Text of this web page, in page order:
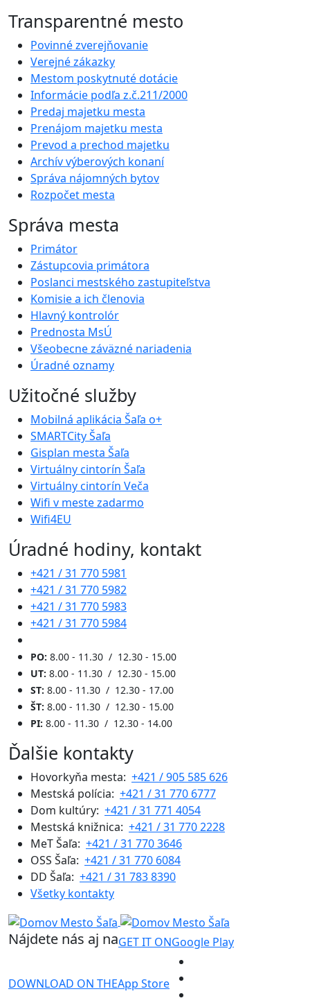
Transparentné mesto
Povinné zverejňovanie
Verejné zákazky
Mestom poskytnuté dotácie
Informácie podľa z.č.211/2000
Predaj majetku mesta
Prenájom majetku mesta
Prevod a prechod majetku
Archív výberových konaní
Správa nájomných bytov
Rozpočet mesta
Správa mesta
Primátor
Zástupcovia primátora
Poslanci mestského zastupiteľstva
Komisie a ich členovia
Hlavný kontrolór
Prednosta MsÚ
Všeobecne záväzné nariadenia
Úradné oznamy
Užitočné služby
Mobilná aplikácia Šaľa o+
SMARTCity Šaľa
Gisplan mesta Šaľa
Virtuálny cintorín Šaľa
Virtuálny cintorín Veča
Wifi v meste zadarmo
Wifi4EU
Úradné hodiny, kontakt
+421 / 31 770 5981
+421 / 31 770 5982
+421 / 31 770 5983
+421 / 31 770 5984
PO: 8.00 - 11.30 / 12.30 - 15.00
UT: 8.00 - 11.30 / 12.30 - 15.00
ST: 8.00 - 11.30 / 12.30 - 17.00
ŠT: 8.00 - 11.30 / 12.30 - 15.00
PI: 8.00 - 11.30 / 12.30 - 14.00
Ďalšie kontakty
Hovorkyňa mesta: +421 / 905 585 626
Mestská polícia: +421 / 31 770 6777
Dom kultúry: +421 / 31 771 4054
Mestská knižnica: +421 / 31 770 2228
MeT Šaľa: +421 / 31 770 3646
OSS Šaľa: +421 / 31 770 6084
DD Šaľa: +421 / 31 783 8390
Všetky kontakty
Nájdete nás aj naGET IT ONGoogle Play
DOWNLOAD ON THEApp Store